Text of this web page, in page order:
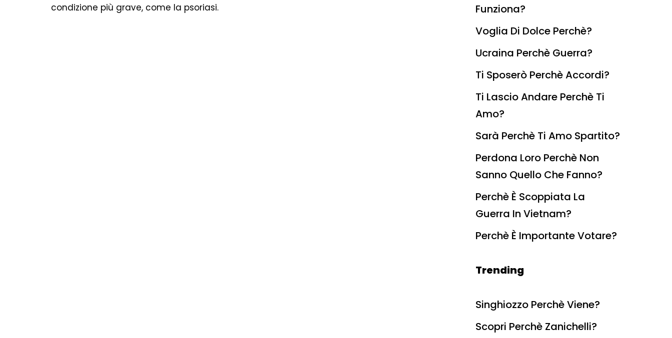
condizione più grave, come la psoriasi.
Funziona?
Voglia Di Dolce Perchè?
Ucraina Perchè Guerra?
Ti Sposerò Perchè Accordi?
Ti Lascio Andare Perchè Ti
Amo?
Sarà Perchè Ti Amo Spartito?
Perdona Loro Perchè Non
Sanno Quello Che Fanno?
Perchè È Scoppiata La
Guerra In Vietnam?
Perchè È Importante Votare?
Trending
Singhiozzo Perchè Viene?
Scopri Perchè Zanichelli?